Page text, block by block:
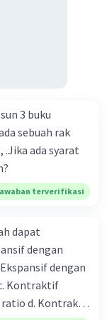
23.
fungsi
dan
keuangan
25.
3 buku
sebuah rak
ada syarat
terverifikasi
dapat
dengan
dengan
Kontraktif
ratio d. Kontraktif